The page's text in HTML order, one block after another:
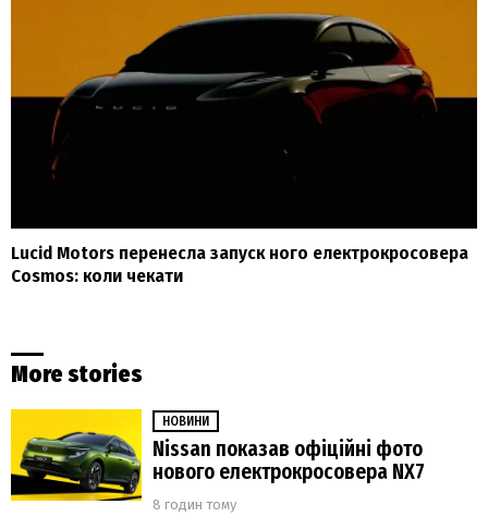
Lucid Motors перенесла запуск ного електрокросовера
Cosmos: коли чекати
More stories
НОВИНИ
Nissan показав офіційні фото
нового електрокросовера NX7
8 годин тому